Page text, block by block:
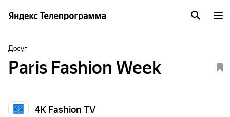
Досуг
Paris Fashion Week
4K Fashion TV